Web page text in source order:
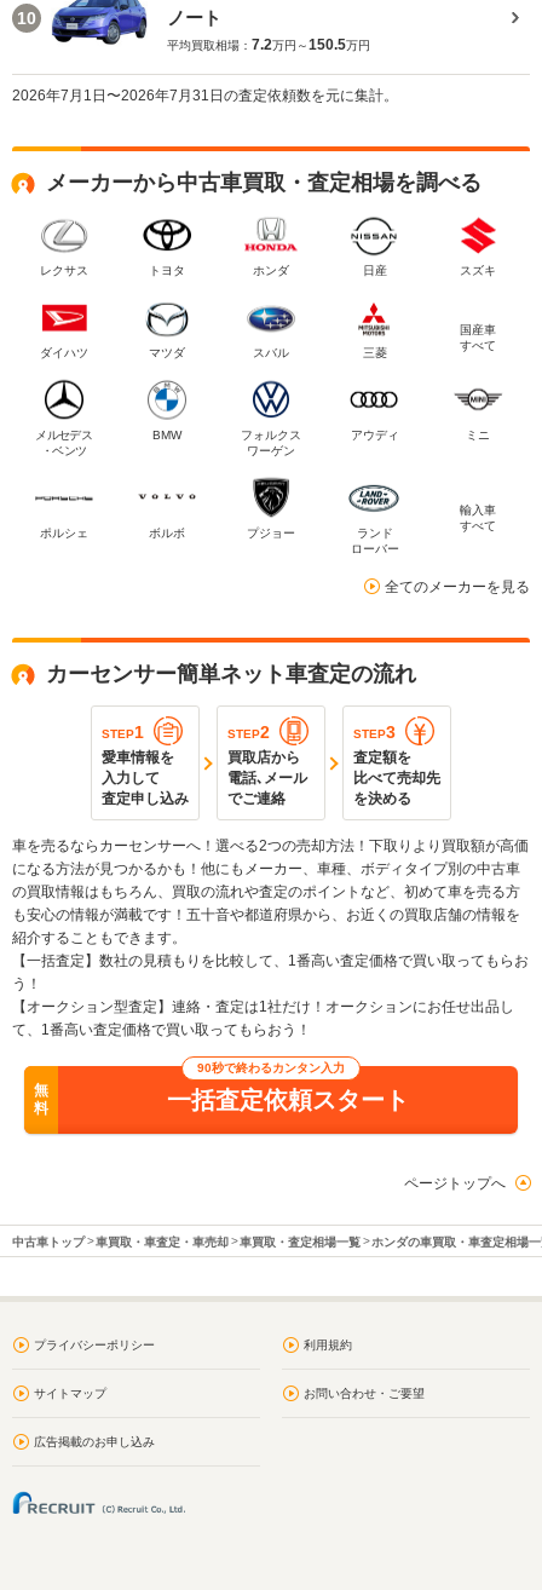
10 ノート
平均買取相場： 7.2万円～150.5万円
2026年7月1日〜2026年7月31日の査定依頼数を元に集計。
メーカーから中古車買取・査定相場を調べる
レクサス トヨタ ホンダ 日産 スズキ
ダイハツ マツダ スバル 三菱
国産車
すべて
メルセデス
・ベンツ
BMW
フォルクス
ワーゲン
アウディ ミニ
ポルシェ ボルボ プジョー
ランド
ローバー
輸入車
すべて
全てのメーカーを見る
カーセンサー簡単ネット車査定の流れ
STEP1
愛車情報を
入力して
査定申し込み
STEP2
買取店から
電話､メール
でご連絡
STEP3
査定額を
比べて売却先
を決める
車を売るならカーセンサーへ！選べる2つの売却方法！下取りより買取額が高価
になる方法が見つかるかも！他にもメーカー、車種、ボディタイプ別の中古車
の買取情報はもちろん、買取の流れや査定のポイントなど、初めて車を売る方
も安心の情報が満載です！五十音や都道府県から、お近くの買取店舗の情報を
紹介することもできます。
【一括査定】数社の見積もりを比較して、1番高い査定価格で買い取ってもらお
う！
【オークション型査定】連絡・査定は1社だけ！オークションにお任せ出品し
て、1番高い査定価格で買い取ってもらおう！
無
料
90秒で終わるカンタン入力
一括査定依頼スタート
ページトップへ
中古車トップ 車買取・車査定・車売却 車買取・査定相場一覧 ホンダの車買取・車査定相場
プライバシーポリシー 利用規約
サイトマップ お問い合わせ・ご要望
広告掲載のお申し込み